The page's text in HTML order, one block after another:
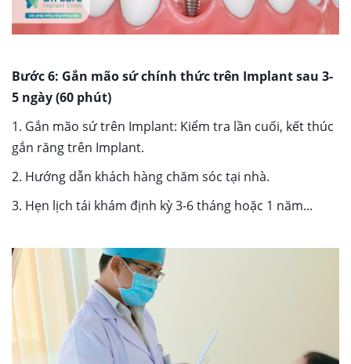
Bước 6: Gắn mão sứ chính thức trên Implant sau 3-
5 ngày (60 phút)
1. Gắn mão sứ trên Implant: Kiểm tra lần cuối, kết thúc
gắn răng trên Implant.
2. Hướng dẫn khách hàng chăm sóc tại nhà.
3. Hẹn lịch tái khám định kỳ 3-6 tháng hoặc 1 năm...